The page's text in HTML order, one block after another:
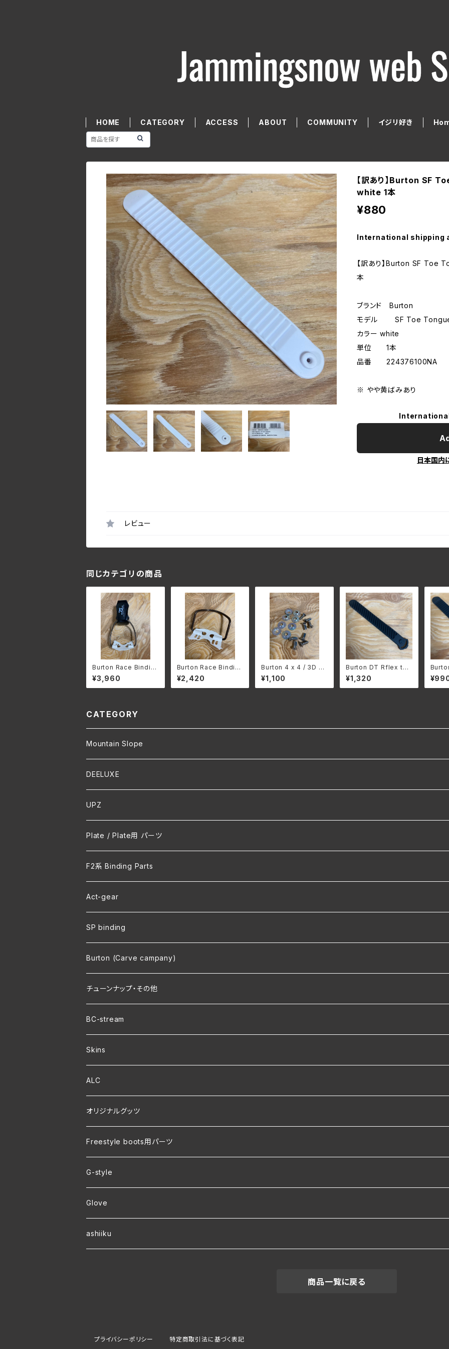
HOME CATEGORY ACCESS ABOUT COMMUNITY イジリ好き
【訳あり】Burton SF
white 1本
¥880
International shipping
【訳あり】Burton SF Toe
本
ブランド Burton
モデル SF Toe Tongue
カラー white
単位 1本
品番 224376100NA
※ やや黄ばみあり
日本国内
レビュー
同じカテゴリの商品
Burton Race Bindin
g トゥークリップ & ベー
ル set １本
¥3,960
Burton Race Bindin
g ヒール ベール & ベ
ールホルダー set １本
¥2,420
Burton 4 x 4 / 3D ア
ルペン&フリースタイル
ビンディング共通 ビス＆
ワッシャー 8本セット
¥1,100
Burton DT Rflex toe
Tongue ダブルテイク
レフレックス トウタング
Black 1本
¥1,320
CATEGORY
Mountain Slope
DEELUXE
UPZ
Plate / Plate用 パーツ
F2系 Binding Parts
Act-gear
SP binding
Burton (Carve campany)
チューンナップ・その他
BC-stream
Skins
ALC
オリジナルグッツ
裏地付き オリジナルコーチジャケット
ver.2 毛玉が出来にくい・裏起毛 オリジナルパーカー
ver.1 速乾・裏起毛・サイズ豊富 オリジナルパーカー
ワラーチwebオーダー
Freestyle boots用パーツ
G-style
Glove
ashiiku
商品一覧に戻る
プライバシーポリシー 特定商取引法に基づく表記